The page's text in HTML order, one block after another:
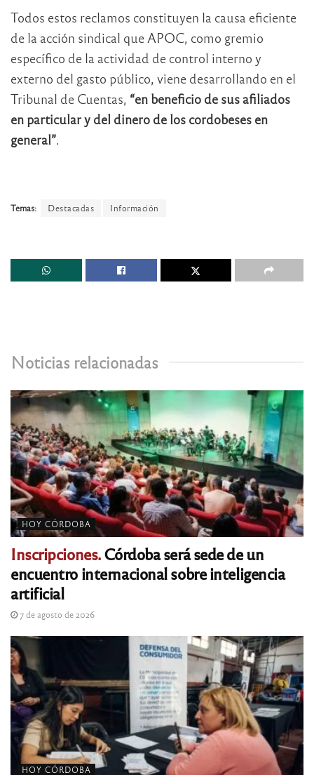
Todos estos reclamos constituyen la causa eficiente
de la acción sindical que APOC, como gremio
específico de la actividad de control interno y
externo del gasto público, viene desarrollando en el
Tribunal de Cuentas, “en beneficio de sus afiliados
en particular y del dinero de los cordobeses en
general”.
Temas: Destacadas Información
Noticias relacionadas
HOY CÓRDOBA
Inscripciones.Córdoba será sede de un
encuentro internacional sobre inteligencia
artificial
7 de agosto de 2026
HOY CÓRDOBA